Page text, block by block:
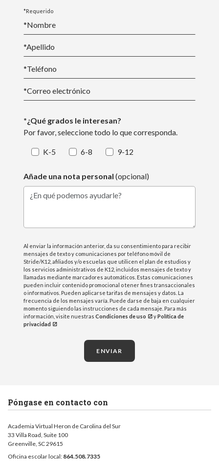
*Requerido
*Nombre
*Apellido
*Teléfono
*Correo electrónico
*¿Qué grados le interesan?
Por favor, seleccione todo lo que corresponda.
K-5 6-8 9-12
Añade una nota personal (opcional)
¿En qué podemos ayudarle?
Al enviar la información anterior, da su consentimiento para recibir
mensajes de texto y comunicaciones por teléfono móvil de
Stride/K12, afiliados y/o escuelas que utilicen el plan de estudios y
los servicios administrativos de K12, incluidos mensajes de texto y
llamadas mediante marcadores automáticos. Estas comunicaciones
pueden incluir contenido promocional o tener fines transaccionales
o informativos. Pueden aplicarse tarifas de mensajes y datos. La
frecuencia de los mensajes varía. Puede darse de baja en cualquier
momento siguiendo las instrucciones de cada mensaje. Para más
información, visite nuestras Condiciones de uso yPolítica de
privacidad
ENVIAR
Póngase en contacto con
Academia Virtual Heron de Carolina del Sur
33 Villa Road, Suite 100
Greenville, SC 29615
Oficina escolar local: 864.508.7335